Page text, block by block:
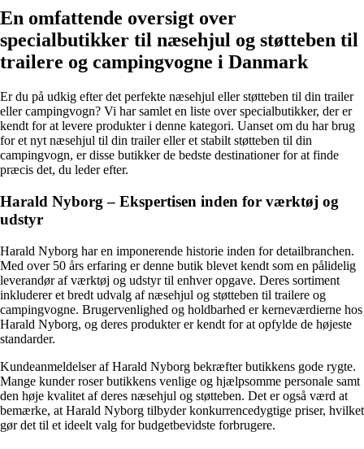
En omfattende oversigt over
specialbutikker til næsehjul og støtteben til
trailere og campingvogne i Danmark
Er du på udkig efter det perfekte næsehjul eller støtteben til din trailer
eller campingvogn? Vi har samlet en liste over specialbutikker, der er
kendt for at levere produkter i denne kategori. Uanset om du har brug
for et nyt næsehjul til din trailer eller et stabilt støtteben til din
campingvogn, er disse butikker de bedste destinationer for at finde
præcis det, du leder efter.
Harald Nyborg – Ekspertisen inden for værktøj og
udstyr
Harald Nyborg har en imponerende historie inden for detailbranchen.
Med over 50 års erfaring er denne butik blevet kendt som en pålidelig
leverandør af værktøj og udstyr til enhver opgave. Deres sortiment
inkluderer et bredt udvalg af næsehjul og støtteben til trailere og
campingvogne. Brugervenlighed og holdbarhed er kerneværdierne hos
Harald Nyborg, og deres produkter er kendt for at opfylde de højeste
standarder.
Kundeanmeldelser af Harald Nyborg bekræfter butikkens gode rygte.
Mange kunder roser butikkens venlige og hjælpsomme personale samt
den høje kvalitet af deres næsehjul og støtteben. Det er også værd at
bemærke, at Harald Nyborg tilbyder konkurrencedygtige priser, hvilket
gør det til et ideelt valg for budgetbevidste forbrugere.